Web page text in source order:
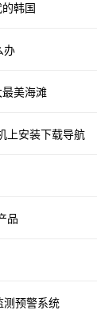
韩国
办
美海滩
上安装下载导航
品
测预警系统